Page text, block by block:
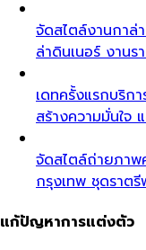
จัดสไตล์งานกาล่
ล่าดินเนอร์ งานร
เดทครั้งแรกบริก
สร้างความมั่นใจ
จัดสไตล์ถ่ายภาพ
กรุงเทพ ชุดราต
แก้ปัญหาการแต่งตัว